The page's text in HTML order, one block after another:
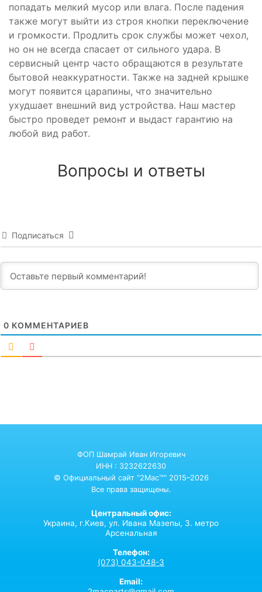
попадать мелкий мусор или влага. После падения
также могут выйти из строя кнопки переключение
и громкости. Продлить срок службы может чехол,
но он не всегда спасает от сильного удара. В
сервисный центр часто обращаются в результате
бытовой неаккуратности. Также на задней крышке
могут появится царапины, что значительно
ухудшает внешний вид устройства. Наш мастер
быстро проведет ремонт и выдаст гарантию на
любой вид работ.
Вопросы и ответы
Подписаться
0 КОММЕНТАРИЕВ
ФОП Шамрай Иван Игоревич
ИНН : 3232622630
© Официальный сайт "2Mac™" 2015–2026
Все права защищены.
Центральный офис:
Украина, г.Киев, ул. Ивана Мазепы, 3. метро
Арсенальная
Телефон:
(073) 043-048-3
Email: